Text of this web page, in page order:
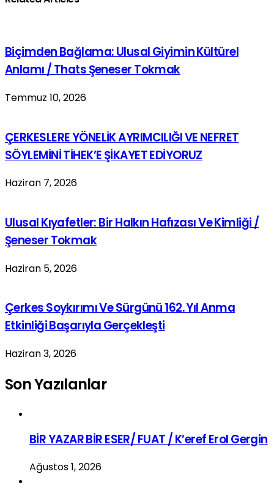
Biçimden Bağlama: Ulusal Giyimin Kültürel
Anlamı / Thats Şeneser Tokmak
Temmuz 10, 2026
ÇERKESLERE YÖNELİK AYRIMCILIĞI VE NEFRET
SÖYLEMİNİ TİHEK’E ŞİKAYET EDİYORUZ
Haziran 7, 2026
Ulusal Kıyafetler: Bir Halkın Hafızası Ve Kimliği /
Şeneser Tokmak
Haziran 5, 2026
Çerkes Soykırımı Ve Sürgünü 162. Yıl Anma
Etkinliği Başarıyla Gerçekleşti
Haziran 3, 2026
Son Yazılanlar
BİR YAZAR BİR ESER/ FUAT / K’eref Erol Gergin
Ağustos 1, 2026